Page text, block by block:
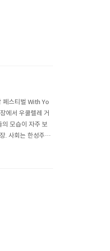
페스티벌 With Yo
에서 우쿨렐레 거
모습이 자주 보
. 사회는 한성주님.